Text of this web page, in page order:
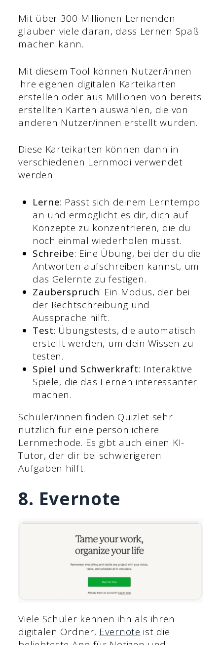
Mit über 300 Millionen Lernenden
glauben viele daran, dass Lernen Spaß
machen kann.
Mit diesem Tool können Nutzer/innen
ihre eigenen digitalen Karteikarten
erstellen oder aus Millionen von bereits
erstellten Karten auswählen, die von
anderen Nutzer/innen erstellt wurden.
Diese Karteikarten können dann in
verschiedenen Lernmodi verwendet
werden:
Lerne: Passt sich deinem Lerntempo
an und ermöglicht es dir, dich auf
Konzepte zu konzentrieren, die du
noch einmal wiederholen musst.
Schreibe: Eine Übung, bei der du die
Antworten aufschreiben kannst, um
das Gelernte zu festigen.
Zauberspruch: Ein Modus, der bei
der Rechtschreibung und
Aussprache hilft.
Test: Übungstests, die automatisch
erstellt werden, um dein Wissen zu
testen.
Spiel und Schwerkraft: Interaktive
Spiele, die das Lernen interessanter
machen.
Schüler/innen finden Quizlet sehr
nützlich für eine persönlichere
Lernmethode. Es gibt auch einen KI-
Tutor, der dir bei schwierigeren
Aufgaben hilft.
8. Evernote
Viele Schüler kennen ihn als ihren
digitalen Ordner, Evernote ist die